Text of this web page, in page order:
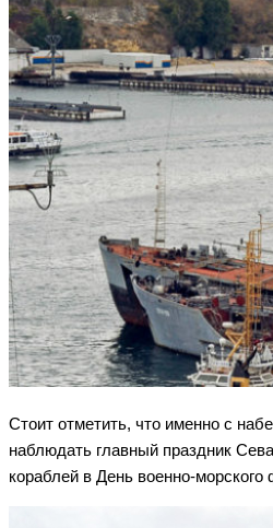
Стоит отметить, что именно с
наблюдать главный праздник
кораблей в День военно-морского